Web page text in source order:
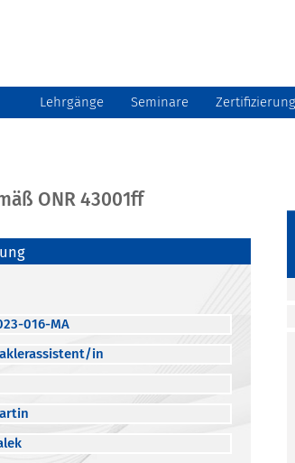
Lehrgänge Seminare Zertifizierung
ONR 43001ff
016-MA
in